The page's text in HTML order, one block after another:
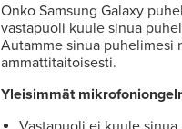
Onko Samsung Galaxy
vastapuoli kuule sinua
Autamme sinua puhelimesi
ammattitaitoisesti.
Yleisimmät